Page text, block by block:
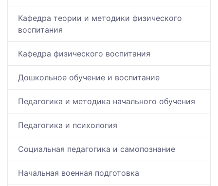
Кафедра теории и методики физического
воспитания
Кафедра физического воспитания
Дошкольное обучение и воспитание
Педагогика и методика начального обучения
Педагогика и психология
Социальная педагогика и самопознание
Начальная военная подготовка